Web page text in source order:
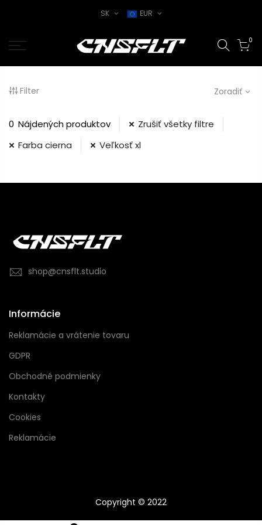
SK EUR
0
Filter Zoradiť
0 Nájdených produktov
Zrušiť všetky filtre
Farba cierna
Veľkosť xl
shop@cnsflt.studio
Informácie
Reklamácie a vrátenie tovaru
GDPR
Obchodné podmienky
Kontakty
Cookies
Reklamácie
Copyright © 2022